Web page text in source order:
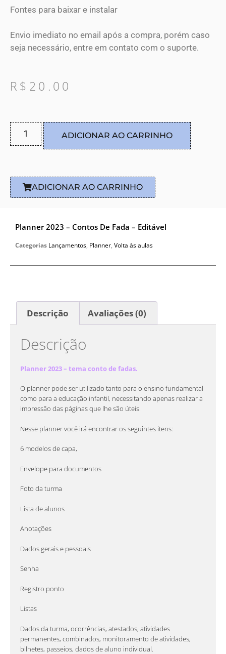
Fontes para baixar e instalar
Envio imediato no email após a compra, porém caso
seja necessário, entre em contato com o suporte.
R$ 20.00
ADICIONAR AO CARRINHO
ADICIONAR AO CARRINHO
Planner 2023 – Contos De Fada – Editável
Categorias Lançamentos, Planner, Volta às aulas
Descrição Avaliações (0)
Descrição
Planner 2023 – tema conto de fadas.
O planner pode ser utilizado tanto para o ensino fundamental
como para a educação infantil, necessitando apenas realizar a
impressão das páginas que lhe são úteis.
Nesse planner você irá encontrar os seguintes itens:
6 modelos de capa,
Envelope para documentos
Foto da turma
Lista de alunos
Anotações
Dados gerais e pessoais
Senha
Registro ponto
Listas
Dados da turma, ocorrências, atestados, atividades
permanentes, combinados, monitoramento de atividades,
bilhetes, passeios, dados de aluno individual.